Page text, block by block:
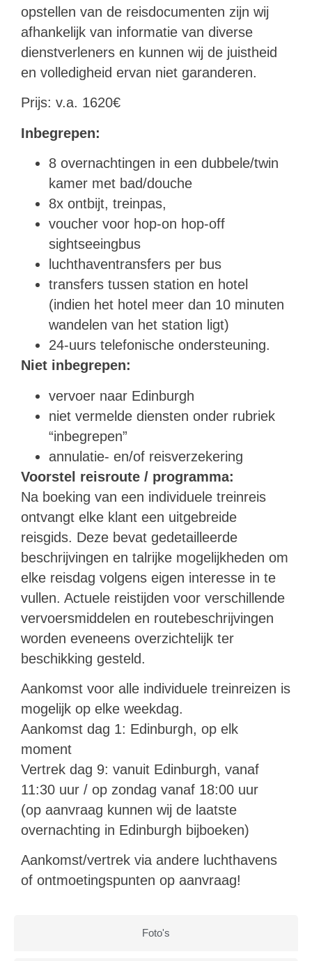
Foto's
opstellen van de reisdocumenten zijn wij
afhankelijk van informatie van diverse
dienstverleners en kunnen wij de juistheid
en volledigheid ervan niet garanderen.
Prijs: v.a. 1620€
Inbegrepen:
8 overnachtingen in een dubbele/twin
kamer met bad/douche
8x ontbijt, treinpas,
voucher voor hop-on hop-off
sightseeingbus
luchthaventransfers per bus
transfers tussen station en hotel
(indien het hotel meer dan 10 minuten
wandelen van het station ligt)
24-uurs telefonische ondersteuning.
Niet inbegrepen:
vervoer naar Edinburgh
niet vermelde diensten onder rubriek
“inbegrepen”
annulatie- en/of reisverzekering
Voorstel reisroute / programma:
Na boeking van een individuele treinreis
ontvangt elke klant een uitgebreide
reisgids. Deze bevat gedetailleerde
beschrijvingen en talrijke mogelijkheden om
elke reisdag volgens eigen interesse in te
vullen. Actuele reistijden voor verschillende
vervoersmiddelen en routebeschrijvingen
worden eveneens overzichtelijk ter
beschikking gesteld.
Aankomst voor alle individuele treinreizen is
mogelijk op elke weekdag.
Aankomst dag 1: Edinburgh, op elk
moment
Vertrek dag 9: vanuit Edinburgh, vanaf
11:30 uur / op zondag vanaf 18:00 uur
(op aanvraag kunnen wij de laatste
overnachting in Edinburgh bijboeken)
Aankomst/vertrek via andere luchthavens
of ontmoetingspunten op aanvraag!